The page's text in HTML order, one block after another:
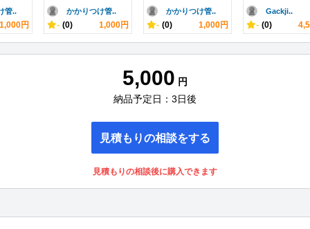
管..
1,000円
かかりつけ管..
- (0) 1,000円
かかりつけ管..
- (0) 1,000円
Gackji..
- (0)
5,000 円
納品予定日：3日後
見積もりの相談をする
見積もりの相談後に購入できます